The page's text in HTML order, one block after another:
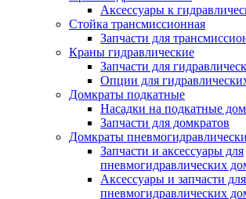
Аксессуары к
Стойка трансмиссионная
Запчасти для
Краны гидравлические
Запчасти для
Опции для
Домкраты подкатные
Насадки на подкатные
Запчасти для домкратов
Домкраты
Запчасти и аксессуары для
пневмогидравлических
Аксессуары и запчасти для
пневмогидравлических